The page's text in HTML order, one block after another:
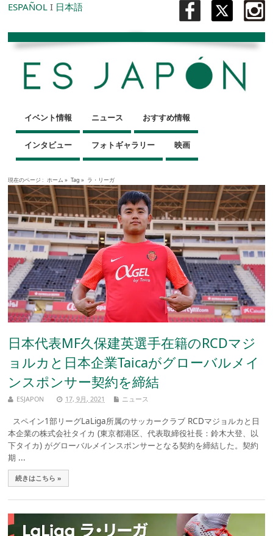
ESPAÑOL I 日本語
イベント情報 ニュース おすすめ情報
インタビュー フォトギャラリー 映画
現在のページ : ホーム » Tag » ラ・リーガ
日本代表MF久保建英選手在籍のRCDマジ
ョルカと日本企業Taicaがグローバルメイ
ンスポンサー契約を締結
ESJAPON 17, 9月, 2021 ニュース
スペイン1部リーグLaLiga所属のサッカークラブ RCDマジョルカと日
本企業の株式会社タイカ (東京都港区、代表取締役社長：鈴木大登、以
下タイカ) がグローバルメインスポンサーとなる契約を締結した。契約
期 ...
続きはこちら »